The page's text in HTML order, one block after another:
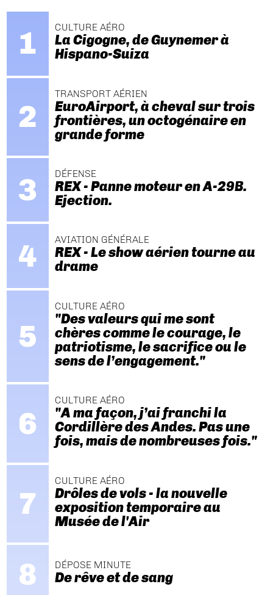
CULTURE AÉRO
La Cigogne, de Guynemer à
Hispano-Suiza
TRANSPORT AÉRIEN
EuroAirport, à cheval sur trois
frontières, un octogénaire en
grande forme
DÉFENSE
REX - Panne moteur en A-29B.
Ejection.
AVIATION GÉNÉRALE
REX - Le show aérien tourne au
drame
CULTURE AÉRO
"Des valeurs qui me sont
chères comme le courage, le
patriotisme, le sacrifice ou le
sens de l’engagement."
CULTURE AÉRO
"A ma façon, j’ai franchi la
Cordillère des Andes. Pas une
fois, mais de nombreuses fois."
CULTURE AÉRO
Drôles de vols - la nouvelle
exposition temporaire au
Musée de l'Air
DÉPOSE MINUTE
De rêve et de sang